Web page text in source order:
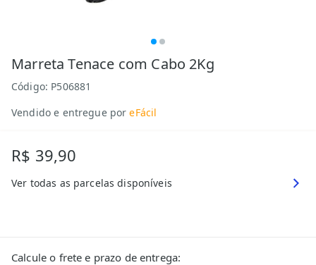
Marreta Tenace com Cabo 2Kg
Código: P506881
Vendido e entregue por eFácil
R$ 39,90
Ver todas as parcelas disponíveis
Calcule o frete e prazo de entrega: